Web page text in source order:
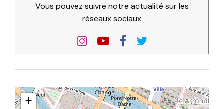
Vous pouvez suivre notre actualité sur les
réseaux sociaux
+